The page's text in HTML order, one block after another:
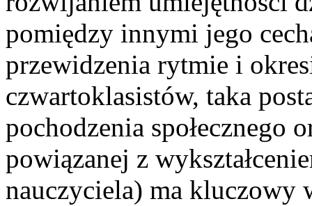
pomiędzy innymi jego
przewidzenia rytmie i
czwartoklasistów, taka
pochodzenia społecznego
powiązanej z
nauczyciela) ma kluczowy